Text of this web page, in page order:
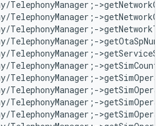
TelephonyManager;-
TelephonyManager;-
TelephonyManager;-
TelephonyManager;-
TelephonyManager;-
TelephonyManager;-
TelephonyManager;-
TelephonyManager;-
TelephonyManager;-
TelephonyManager;-